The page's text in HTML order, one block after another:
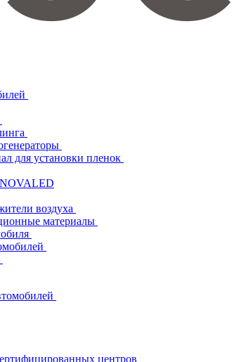
для установки пленок
воздуха
материалы
центров